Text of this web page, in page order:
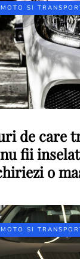
SI
de care
fii
o
SI